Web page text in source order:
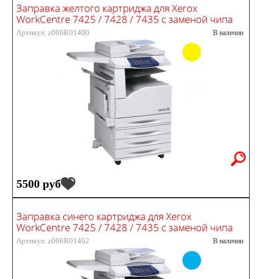
Заправка желтого картриджа для Xerox
WorkCentre 7425 / 7428 / 7435 с заменой чипа
Артикул: z006R01400 В наличии
5500 руб
Заправка синего картриджа для Xerox
WorkCentre 7425 / 7428 / 7435 с заменой чипа
Артикул: z006R01402 В наличии